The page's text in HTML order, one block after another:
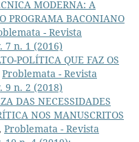
MODERNA: A
PROGRAMA BACONIANO
- Revista
7 n. 1 (2016)
POLÍTICA QUE FAZ OS
Problemata - Revista
9 n. 2 (2018)
DAS NECESSIDADES
NOS MANUSCRITOS
Problemata - Revista